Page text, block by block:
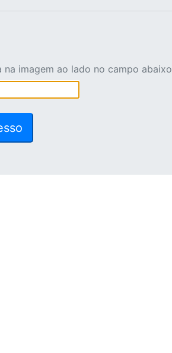
na imagem ao lado no campo abaixo